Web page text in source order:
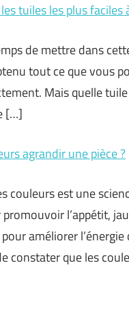
tuiles les plus faciles
de mettre dans
tout ce que vous
Mais quelle
[…]
agrandir une pièce ?
couleurs est une
l’appétit,
améliorer
constater que les